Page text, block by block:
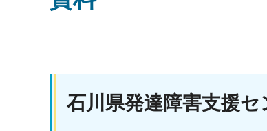
石川県発達障害支援